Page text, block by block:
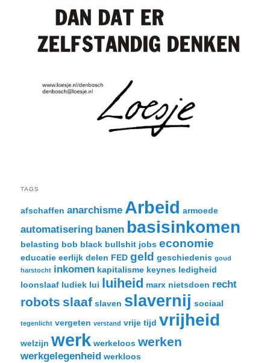
TAGS
afschaffen anarchisme Arbeid armoede
automatisering banen basisinkomen
belasting bob black bullshit jobs economie
educatie eerlijk delen FED geld geschiedenis goud
harstocht inkomen kapitalisme keynes ledigheid
loonslaaf ludiek lui luiheid marx nietsdoen recht
robots slaaf slaven slavernij sociaal
tegenlicht vergeten verstand vrije tijd vrijheid
welzijn werk werkeloos werken
werkgelegenheid werkloos